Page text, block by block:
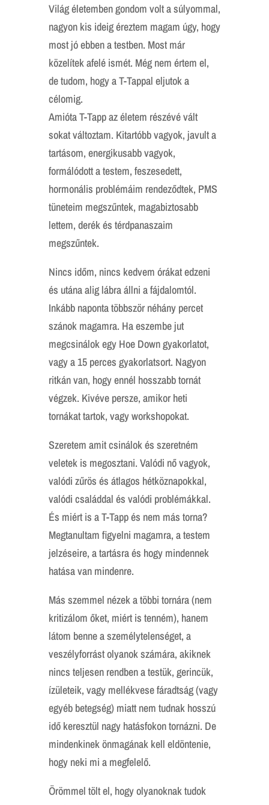
Világ életemben gondom volt a súlyommal,
nagyon kis ideig éreztem magam úgy, hogy
most jó ebben a testben. Most már
közelítek afelé ismét. Még nem értem el,
de tudom, hogy a T-Tappal eljutok a
célomig.
Amióta T-Tapp az életem részévé vált
sokat változtam. Kitartóbb vagyok, javult a
tartásom, energikusabb vagyok,
formálódott a testem, feszesedett,
hormonális problémáim rendeződtek, PMS
tüneteim megszűntek, magabiztosabb
lettem, derék és térdpanaszaim
megszűntek.
Nincs időm, nincs kedvem órákat edzeni
és utána alig lábra állni a fájdalomtól.
Inkább naponta többször néhány percet
szánok magamra. Ha eszembe jut
megcsinálok egy Hoe Down gyakorlatot,
vagy a 15 perces gyakorlatsort. Nagyon
ritkán van, hogy ennél hosszabb tornát
végzek. Kivéve persze, amikor heti
tornákat tartok, vagy workshopokat.
Szeretem amit csinálok és szeretném
veletek is megosztani. Valódi nő vagyok,
valódi zűrös és átlagos hétköznapokkal,
valódi családdal és valódi problémákkal.
És miért is a T-Tapp és nem más torna?
Megtanultam figyelni magamra, a testem
jelzéseire, a tartásra és hogy mindennek
hatása van mindenre.
Más szemmel nézek a többi tornára (nem
kritizálom őket, miért is tenném), hanem
látom benne a személytelenséget, a
veszélyforrást olyanok számára, akiknek
nincs teljesen rendben a testük, gerincük,
ízületeik, vagy mellékvese fáradtság (vagy
egyéb betegség) miatt nem tudnak hosszú
idő keresztül nagy hatásfokon tornázni. De
mindenkinek önmagának kell eldöntenie,
hogy neki mi a megfelelő.
Örömmel tölt el, hogy olyanoknak tudok